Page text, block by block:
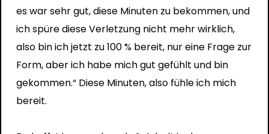
es war sehr gut, diese Minuten zu bekommen, und
ich spüre diese Verletzung nicht mehr wirklich,
also bin ich jetzt zu 100 % bereit, nur eine Frage zur
Form, aber ich habe mich gut gefühlt und bin
gekommen.“ Diese Minuten, also fühle ich mich
bereit.